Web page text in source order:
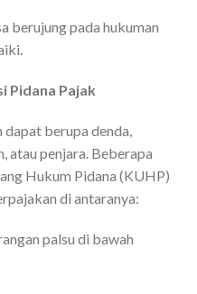
berujung pada hukuman
Pidana Pajak
dapat berupa denda,
atau penjara. Beberapa
Hukum Pidana (KUHP)
di antaranya:
palsu di bawah